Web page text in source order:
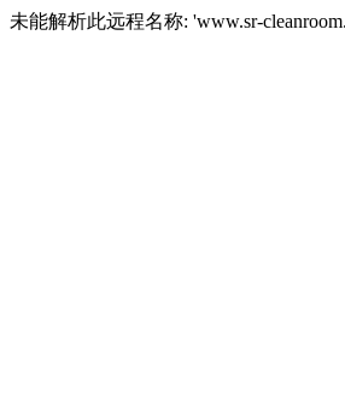
未能解析此远程名称: 'www.sr-